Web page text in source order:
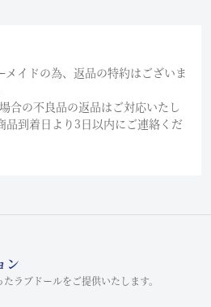
メイドの為、返品の特約はございま
合の不良品の返品はご対応いたし
品到着日より3日以内にご連絡くだ
ン
ラブドールをご提供いたします。